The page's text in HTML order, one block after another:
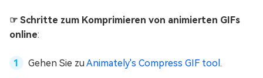
☞ Schritte zum Komprimieren von animierten GIFs
online:
Gehen Sie zuAnimately's Compress GIF tool .